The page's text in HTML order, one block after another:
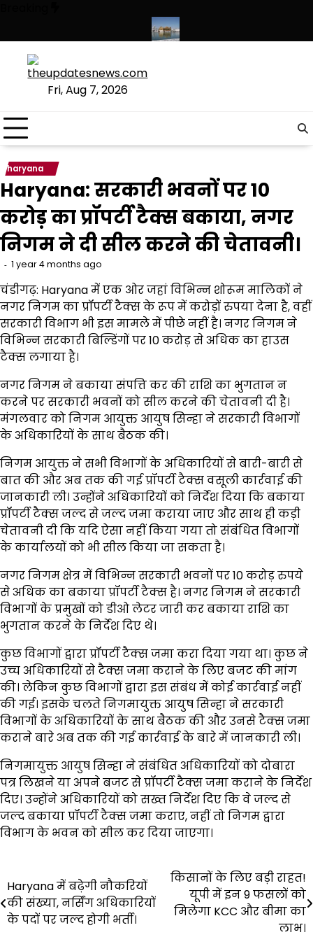
content
संस्कृत लागू करने का फैसला वापस
Fri, Aug 7, 2026
haryana
Haryana: सरकारी भवनों पर 10
करोड़ का प्रॉपर्टी टैक्स बकाया, नगर
निगम ने दी सील करने की चेतावनी।
1 year 4 months ago
चंडीगढ़: Haryana में एक ओर जहां विभिन्न शोरूम मालिकों ने
नगर निगम का प्रॉपर्टी टैक्स के रूप में करोड़ों रुपया देना है, वहीं
सरकारी विभाग भी इस मामले में पीछे नहीं है। नगर निगम ने
विभिन्न सरकारी बिल्डिंगों पर 10 करोड़ से अधिक का हाउस
टैक्स लगाया है।
नगर निगम ने बकाया संपत्ति कर की राशि का भुगतान न
करने पर सरकारी भवनों को सील करने की चेतावनी दी है।
मंगलवार को निगम आयुक्त आयुष सिन्हा ने सरकारी विभागों
के अधिकारियों के साथ बैठक की।
निगम आयुक्त ने सभी विभागों के अधिकारियों से बारी-बारी से
बात की और अब तक की गई प्रॉपर्टी टैक्स वसूली कार्रवाई की
जानकारी ली। उन्होंने अधिकारियों को निर्देश दिया कि बकाया
प्रॉपर्टी टैक्स जल्द से जल्द जमा कराया जाए और साथ ही कड़ी
चेतावनी दी कि यदि ऐसा नहीं किया गया तो संबंधित विभागों
के कार्यालयों को भी सील किया जा सकता है।
नगर निगम क्षेत्र में विभिन्न सरकारी भवनों पर 10 करोड़ रुपये
से अधिक का बकाया प्रॉपर्टी टैक्स है। नगर निगम ने सरकारी
विभागों के प्रमुखों को डीओ लेटर जारी कर बकाया राशि का
भुगतान करने के निर्देश दिए थे।
कुछ विभागों द्वारा प्रॉपर्टी टैक्स जमा करा दिया गया था। कुछ ने
उच्च अधिकारियों से टैक्स जमा कराने के लिए बजट की मांग
की। लेकिन कुछ विभागों द्वारा इस संबंध में कोई कार्रवाई नहीं
की गई। इसके चलते निगमायुक्त आयुष सिन्हा ने सरकारी
विभागों के अधिकारियों के साथ बैठक की और उनसे टैक्स जमा
कराने बारे अब तक की गई कार्रवाई के बारे में जानकारी ली।
निगमायुक्त आयुष सिन्हा ने संबंधित अधिकारियों को दोबारा
पत्र लिखने या अपने बजट से प्रॉपर्टी टैक्स जमा कराने के निर्देश
दिए। उन्होंने अधिकारियों को सख्त निर्देश दिए कि वे जल्द से
जल्द बकाया प्रॉपर्टी टैक्स जमा कराए, नहीं तो निगम द्वारा
विभाग के भवन को सील कर दिया जाएगा।
Post
navigation
Haryana में बढ़ेगी नौकरियों
की संख्या, नर्सिंग अधिकारियों
के पदों पर जल्द होगी भर्ती।
किसानों के लिए बड़ी राहत!
यूपी में इन 9 फसलों को
मिलेगा KCC और बीमा का
लाभ।